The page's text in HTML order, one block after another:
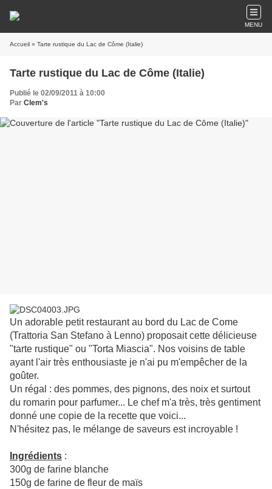
MENU
Accueil » Tarte rustique du Lac de Côme (Italie)
Tarte rustique du Lac de Côme (Italie)
Publié le 02/09/2011 à 10:00
Par Clem's
Un adorable petit restaurant au bord du Lac de Come
(Trattoria San Stefano à Lenno) proposait cette délicieuse
"tarte rustique" ou "Torta Miascia". Nos voisins de table
ayant l'air très enthousiaste je n'ai pu m'empêcher de la
goûter.
Un régal : des pommes, des pignons, des noix et surtout
du romarin pour parfumer... Le chef m'a très, très gentiment
donné une copie de la recette que voici...
N'hésitez pas, le mélange de saveurs est incroyable !
Ingrédients :
300g de farine blanche
150g de farine de fleur de maïs